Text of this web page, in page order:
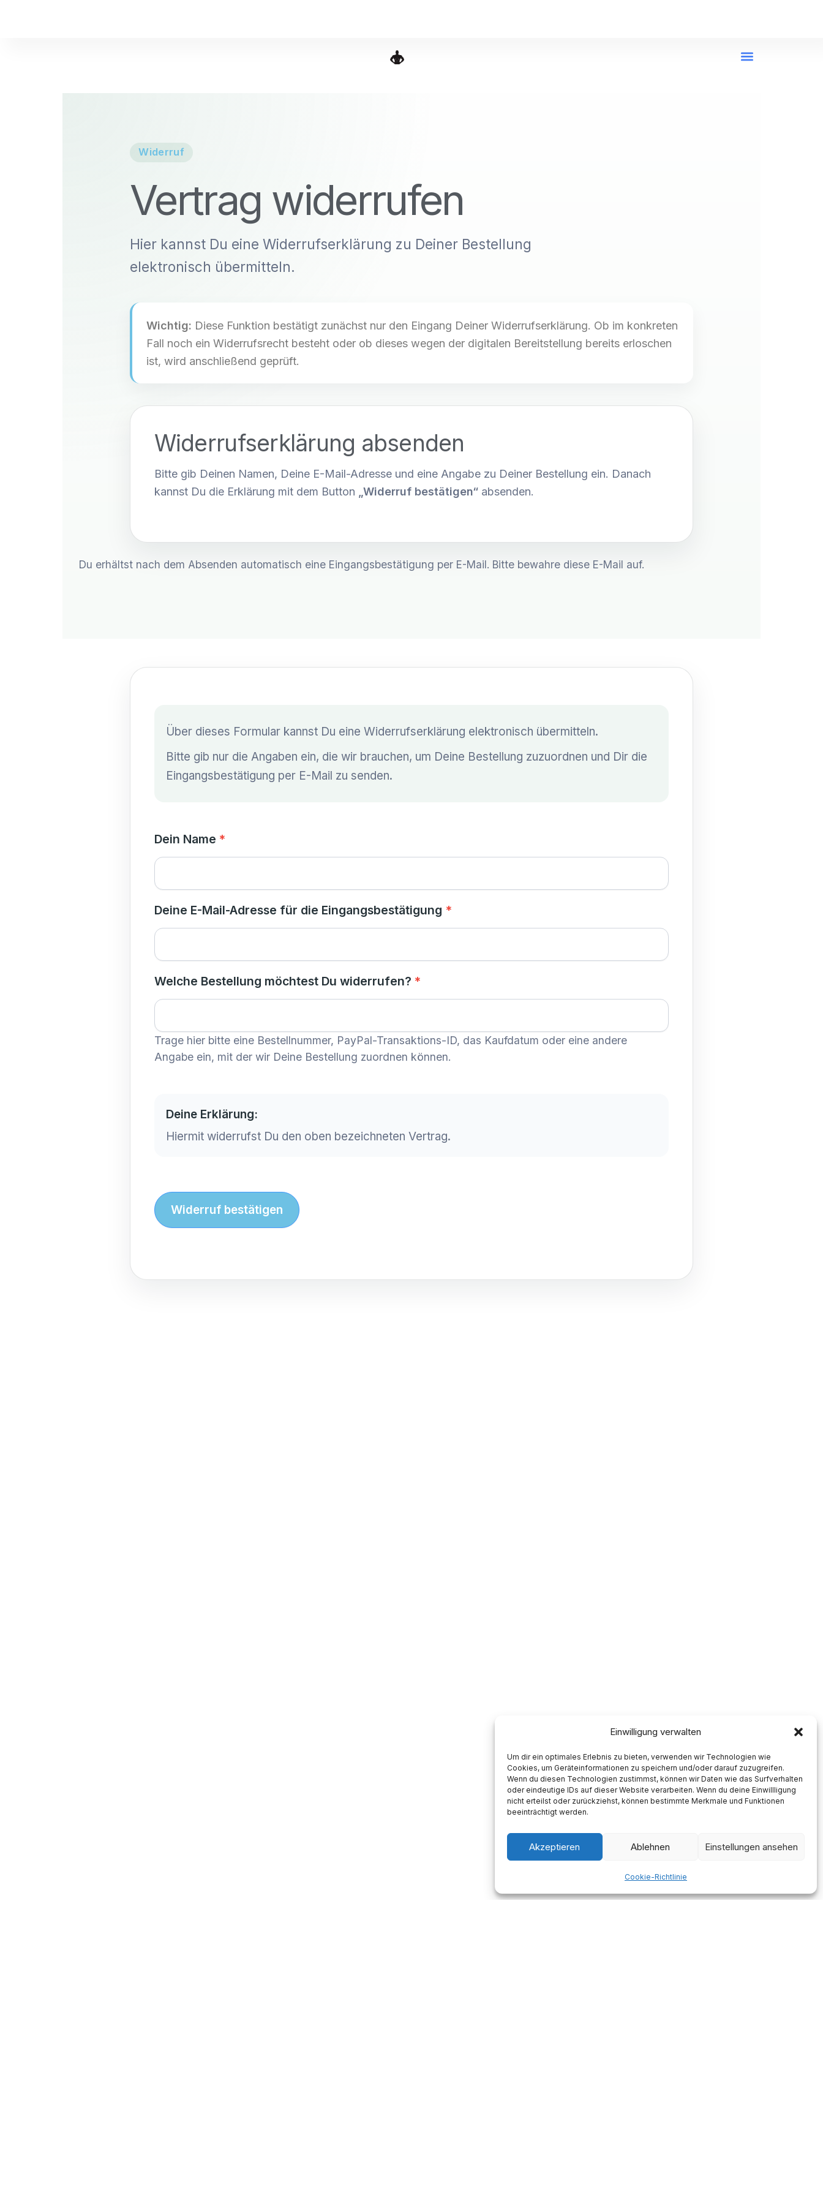
Einwilligung verwalten
Um dir ein optimales Erlebnis zu bieten, verwenden wir Technologien wie
Cookies, um Geräteinformationen zu speichern und/oder darauf zuzugreifen.
Wenn du diesen Technologien zustimmst, können wir Daten wie das Surfverhalten
oder eindeutige IDs auf dieser Website verarbeiten. Wenn du deine Einwillligung
nicht erteilst oder zurückziehst, können bestimmte Merkmale und Funktionen
beeinträchtigt werden.
Akzeptieren Ablehnen Einstellungen ansehen
Cookie-Richtlinie
Widerruf
Vertrag widerrufen
Hier kannst Du eine Widerrufserklärung zu Deiner Bestellung
elektronisch übermitteln.
Wichtig: Diese Funktion bestätigt zunächst nur den Eingang Deiner Widerrufserklärung. Ob im konkreten
Fall noch ein Widerrufsrecht besteht oder ob dieses wegen der digitalen Bereitstellung bereits erloschen
ist, wird anschließend geprüft.
Widerrufserklärung absenden
Bitte gib Deinen Namen, Deine E-Mail-Adresse und eine Angabe zu Deiner Bestellung ein. Danach
kannst Du die Erklärung mit dem Button „Widerruf bestätigen“absenden.
Du erhältst nach dem Absenden automatisch eine Eingangsbestätigung per E-Mail. Bitte bewahre diese E-Mail auf.
Über dieses Formular kannst Du eine Widerrufserklärung elektronisch übermitteln.
Bitte gib nur die Angaben ein, die wir brauchen, um Deine Bestellung zuzuordnen und Dir die
Eingangsbestätigung per E-Mail zu senden.
Dein Name *
Deine E-Mail-Adresse für die Eingangsbestätigung *
Welche Bestellung möchtest Du widerrufen? *
Trage hier bitte eine Bestellnummer, PayPal-Transaktions-ID, das Kaufdatum oder eine andere
Angabe ein, mit der wir Deine Bestellung zuordnen können.
Deine Erklärung:
Hiermit widerrufst Du den oben bezeichneten Vertrag.
Widerruf bestätigen